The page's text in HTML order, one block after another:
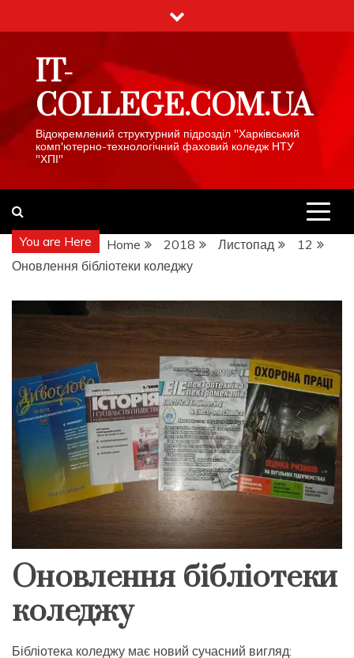
to
IT-
COLLEGE.COM.UA
Відокремлений структурний підрозділ "Харківський
комп'ютерно-технологічний фаховий коледж НТУ
"ХПІ"
You are Here Home 2018 Листопад
12
Оновлення бібліотеки коледжу
Оновлення бібліотеки
коледжу
Бібліотека коледжу має новий сучасний вигляд: